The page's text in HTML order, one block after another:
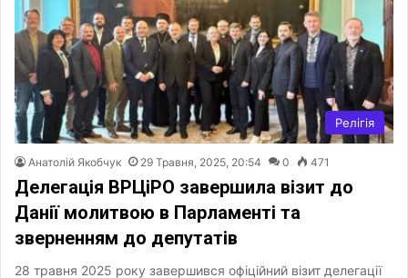
Релігія
Анатолій Якобчук 29 Травня, 2025, 20:54 0 471
Делегація ВРЦіРО завершила візит до
Данії молитвою в Парламенті та
зверненням до депутатів
28 травня 2025 року завершився офіційний візит делегації